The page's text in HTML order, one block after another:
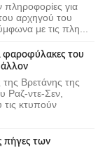
πληροφορίες για
αρχηγού του
με τις πλη...
φαροφύλακες του
άλλον
της Βρετάνης της
Ραζ-ντε-Σεν,
κτυπούν
πήγες των